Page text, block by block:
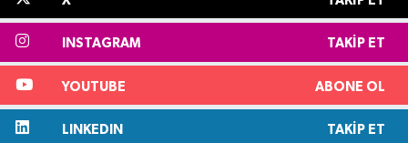
INSTAGRAM TAKIP ET
YOUTUBE ABONE OL
LINKEDIN TAKIP ET